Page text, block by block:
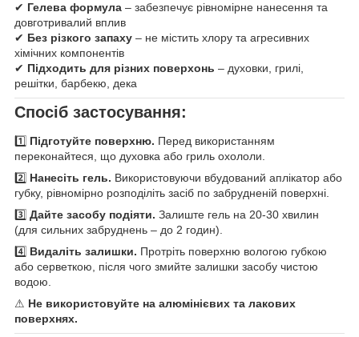
✔ Гелева формула – забезпечує рівномірне нанесення та
довготривалий вплив
✔ Без різкого запаху – не містить хлору та агресивних
хімічних компонентів
✔ Підходить для різних поверхонь – духовки, грилі,
решітки, барбекю, дека
Спосіб застосування:
1️⃣ Підготуйте поверхню. Перед використанням
переконайтеся, що духовка або гриль охололи.
2️⃣ Нанесіть гель. Використовуючи вбудований аплікатор або
губку, рівномірно розподіліть засіб по забрудненій поверхні.
3️⃣ Дайте засобу подіяти. Залиште гель на 20-30 хвилин
(для сильних забруднень – до 2 годин).
4️⃣ Видаліть залишки. Протріть поверхню вологою губкою
або серветкою, після чого змийте залишки засобу чистою
водою.
⚠ Не використовуйте на алюмінієвих та лакових
поверхнях.